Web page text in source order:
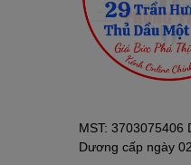
Thông tin về
Diện tích
Bình bảo
Ruột bình
Lớp bảo
giúp bình
MST: 3703075406
Dương cấp ngày